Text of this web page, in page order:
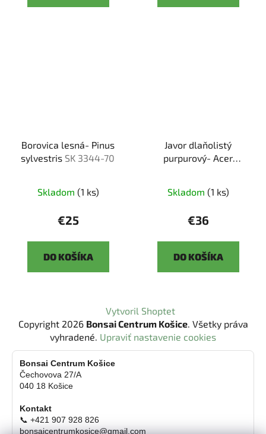
Borovica lesná- Pinus
sylvestris SK 3344-70
Skladom (1 ks)
€25
DO KOŠÍKA
Javor dlaňolistý
purpurový- Acer
Skladom (1 ks)
€36
DO KOŠÍKA
Vytvoril Shoptet
Copyright 2026 Bonsai Centrum Košice. Všetky práva
vyhradené. Upraviť nastavenie cookies
Bonsai Centrum Košice
Čechovova 27/A
040 18 Košice
Kontakt
📞 +421 907 928 826
bonsaicentrumkosice@gmail.com